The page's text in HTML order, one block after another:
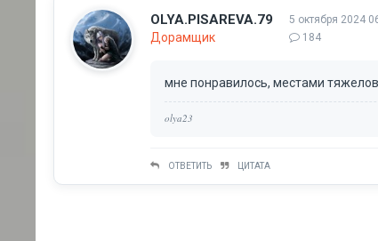
OLYA.PISAREVA.79
Дорамщик
5 октября 2024
184
мне понравилось, местами
olya23
ОТВЕТИТЬ ЦИТАТА